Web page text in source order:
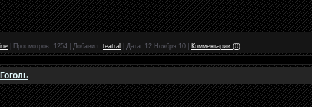
Просмотров: 1254 Добавил: teatral Дата: 12 Ноября 10 Комментарии (0)